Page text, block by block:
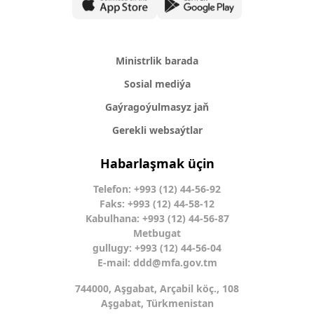
Ministrlik barada
Sosial mediýa
Gaýragoýulmasyz jaň
Gerekli websaýtlar
Habarlaşmak üçin
Telefon: +993 (12) 44-56-92
Faks: +993 (12) 44-58-12
Kabulhana: +993 (12) 44-56-87
Metbugat
gullugy: +993 (12) 44-56-04
E-mail: ddd@mfa.gov.tm
744000, Aşgabat, Arçabil köç., 108
Aşgabat, Türkmenistan